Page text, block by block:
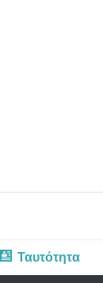
Ταυτότητα